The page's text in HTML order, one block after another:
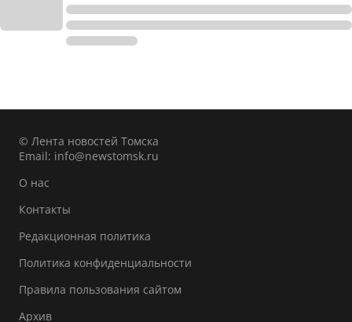
© Лента новостей Томска
Email: info@newstomsk.ru
О нас
Контакты
Редакционная политика
Политика конфиденциальности
Правила пользования сайтом
Архив